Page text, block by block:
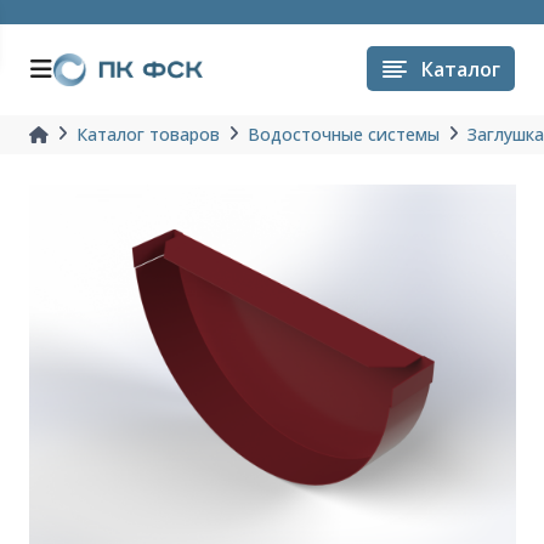
Каталог
Каталог товаров Водосточные системы